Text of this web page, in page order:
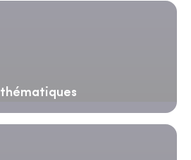
thématiques